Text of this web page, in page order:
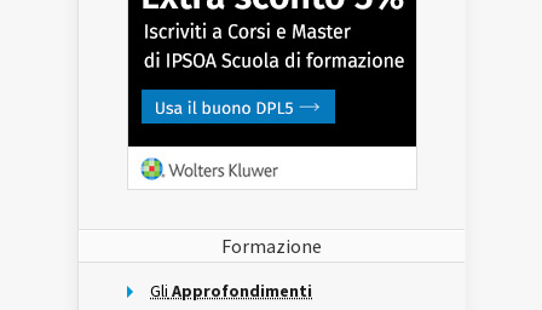
Formazione
Gli Approfondimenti